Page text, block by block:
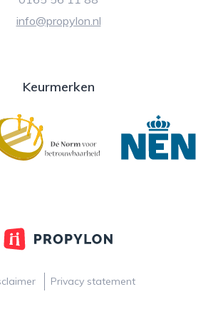
info@propylon.nl
Keurmerken
Privacy statement